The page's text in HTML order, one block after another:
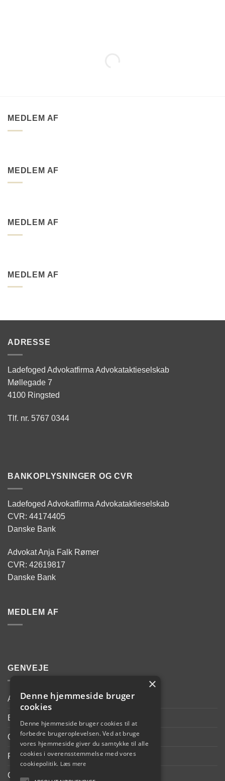
MEDLEM AF
MEDLEM AF
MEDLEM AF
MEDLEM AF
ADRESSE
Ladefoged Advokatfirma Advokataktieselskab
Møllegade 7
4100 Ringsted
Tlf. nr. 5767 0344
BANKOPLYSNINGER OG CVR
Ladefoged Advokatfirma Advokataktieselskab
CVR: 44174405
Danske Bank
Advokat Anja Falk Rømer
CVR: 42619817
Danske Bank
MEDLEM AF
GENVEJE
Ansvarsforsikring
Beskyttelse af data
Oplysningspligt
Forretningsbetingelser
Cookie og Privatlivspolitik
×
Denne hjemmeside bruger
cookies
Denne hjemmeside bruger cookies til at
forbedre brugeroplevelsen. Ved at bruge
vores hjemmeside giver du samtykke til alle
cookies i overensstemmelse med vores
cookiepolitik. Læs mere